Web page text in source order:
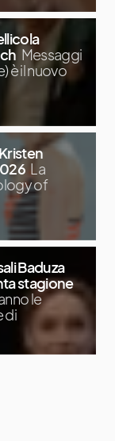
Messaggi
è il nuovo
La
of
Baduza
stagione
le
di